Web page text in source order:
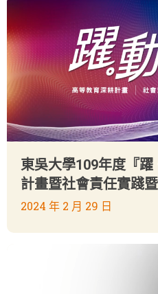
東吳大學109年度『
計畫暨社會責任實踐
2024 年 2 月 29 日